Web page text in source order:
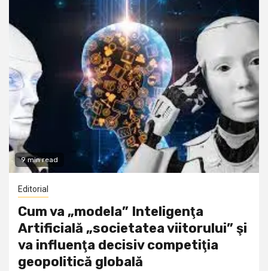
9 min read
Editorial
Cum va „modela” Inteligenţa
Artificială „societatea viitorului” şi
va influenţa decisiv competiţia
geopolitică globală